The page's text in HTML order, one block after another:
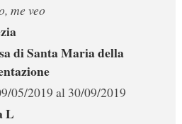
me veo
di Santa Maria della
05/2019 al 30/09/2019
L